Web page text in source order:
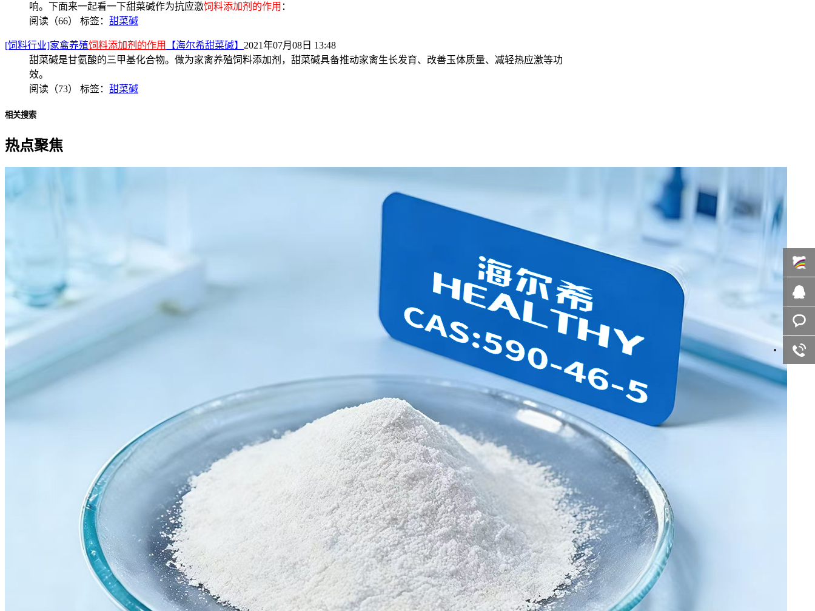
响。下面来一起看一下甜菜碱作为抗应激饲料添加剂的作用 ：
阅读（66） 标签： 甜菜碱
[饲料行业]家禽养殖饲料添加剂的作用 【海尔希甜菜碱】 2021年07月08日 13:48
甜菜碱是甘氨酸的三甲基化合物。做为家禽养殖饲料添加剂，甜菜碱具备推动家禽生长发育、改善玉体质量、减轻热应激等功
效。
阅读（73） 标签： 甜菜碱
相关搜索
热点聚焦
百度商
在线咨
客服咨